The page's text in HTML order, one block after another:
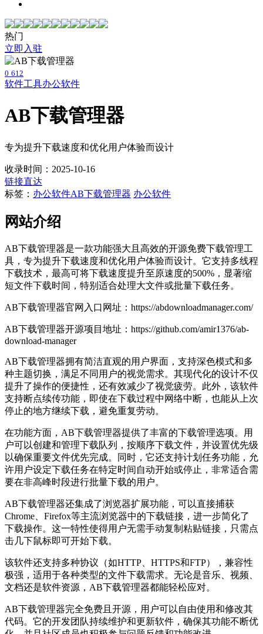
热门
立即入驻
0 612
软件工具办公软件
AB下载管理器
专为提升下载速度和优化用户体验而设计
收录时间：2025-10-16
链接直达
标签： 办公软件AB下载管理器 办公软件
网站介绍
AB下载管理器是一款功能强大且高效的开源免费下载管理工
具，专为提升下载速度和优化用户体验而设计。它支持多线程
下载技术，最高可将下载速度提升至原速度的500%，显著缩
短文件下载时间，特别适合处理大文件或批量下载任务。
AB下载管理器官网入口网址：https://abdownloadmanager.com/
AB下载管理器开源项目地址：https://github.com/amir1376/ab-
download-manager
AB下载管理器拥有简洁直观的用户界面，支持深色模式和多
种主题切换，满足不同用户的视觉需求。其现代化的设计不仅
提升了操作的便捷性，还有效减少了视觉疲劳。此外，该软件
支持断点续传功能，即使在下载过程中网络中断，也能从上次
停止的地方继续下载，避免重复劳动。
在功能方面，AB下载管理器提供了丰富的下载管理选项。用
户可以创建和管理下载队列，按顺序下载文件，并设置优先级
以确保重要文件优先完成。同时，它还支持计划任务功能，允
许用户设定下载任务在特定时间自动开始或停止，非常适合需
要在非高峰时段进行批量下载的用户。
AB下载管理器还集成了浏览器扩展功能，可以直接捕获
Chrome、Firefox等主流浏览器中的下载链接，进一步简化了
下载操作。这一特性使得用户无需手动复制粘贴链接，只需点
击几下鼠标即可开始下载。
该软件还支持多种协议（如HTTP、HTTPS和FTP），兼容性
极强，适用于各种类型的文件下载需求。无论是音乐、视频、
文档还是软件资源，AB下载管理器都能轻松应对。
AB下载管理器完全免费且开源，用户可以自由使用和修改其
代码。它的开发团队持续维护和更新软件，确保其功能不断优